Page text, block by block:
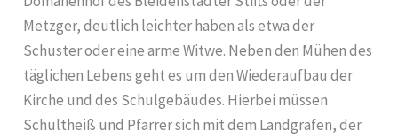
Metzger, deutlich leichter haben als etwa der
Schuster oder eine arme Witwe. Neben den Mühen des
täglichen Lebens geht es um den Wiederaufbau der
Kirche und des Schulgebäudes. Hierbei müssen
Schultheiß und Pfarrer sich mit dem Landgrafen, der